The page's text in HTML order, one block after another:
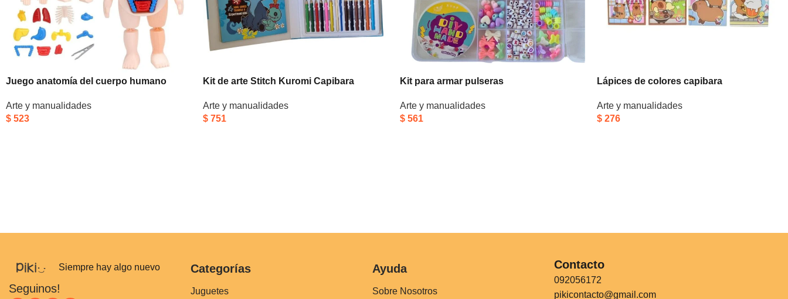
Juego anatomía del cuerpo humano
Arte y manualidades
$ 523
Kit de arte Stitch Kuromi Capibara
Arte y manualidades
$ 751
Kit para armar pulseras
Arte y manualidades
$ 561
Lápices de colores capibara
Arte y manualidades
$ 276
Siempre hay algo nuevo
Seguinos!
Categorías
Juguetes
Ayuda
Sobre Nosotros
Contacto
092056172
pikicontacto@gmail.com